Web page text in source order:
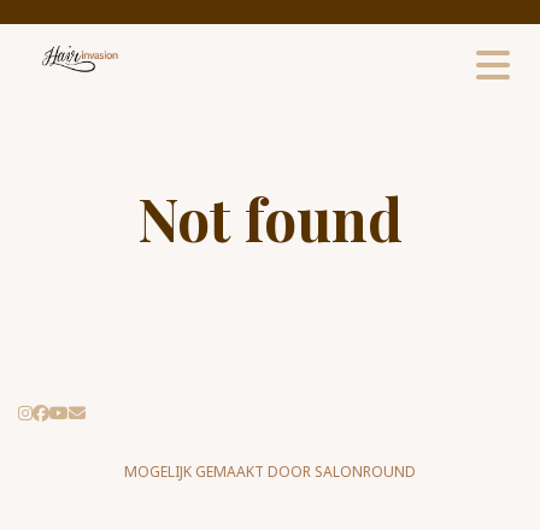
Not found
MOGELIJK GEMAAKT DOOR SALONROUND